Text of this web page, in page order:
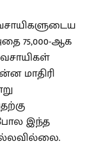
75,000-ஆக
மாதிரி
இந்த